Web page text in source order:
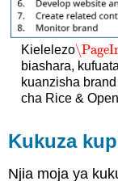
Kielelezo
biashara,
kuanzisha
cha Rice &
Kukuza
Njia moja ya